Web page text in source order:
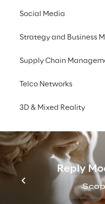
Social Media
Strategy and Business
Supply Chain
Telco Networks
3D & Mixed Reality
Reply